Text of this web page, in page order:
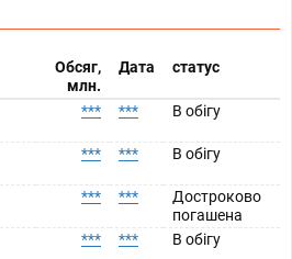
Обсяг,
млн.
Дата статус
*** *** В обігу
*** *** В обігу
*** ***
Достроково
погашена
*** *** В обігу